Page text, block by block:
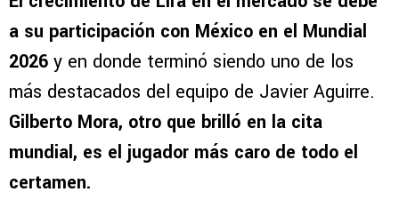
a su participación con México en el Mundial
2026 y en donde terminó siendo uno de los
más destacados del equipo de Javier Aguirre.
Gilberto Mora, otro que brilló en la cita
mundial, es el jugador más caro de todo el
certamen.